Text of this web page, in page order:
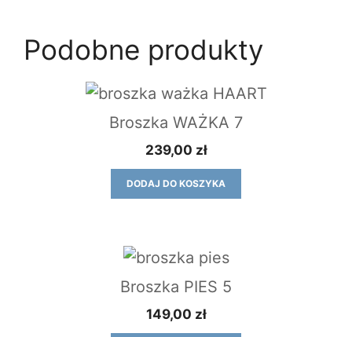
Podobne produkty
Broszka WAŻKA 7
239,00 zł
DODAJ DO KOSZYKA
Broszka PIES 5
149,00 zł